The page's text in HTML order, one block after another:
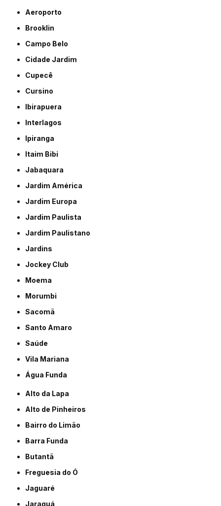
Aeroporto
Brooklin
Campo Belo
Cidade Jardim
Cupecê
Cursino
Ibirapuera
Interlagos
Ipiranga
Itaim Bibi
Jabaquara
Jardim América
Jardim Europa
Jardim Paulista
Jardim Paulistano
Jardins
Jockey Club
Moema
Morumbi
Sacomã
Santo Amaro
Saúde
Vila Mariana
Água Funda
Alto da Lapa
Alto de Pinheiros
Bairro do Limão
Barra Funda
Butantã
Freguesia do Ó
Jaguaré
Jaraguá